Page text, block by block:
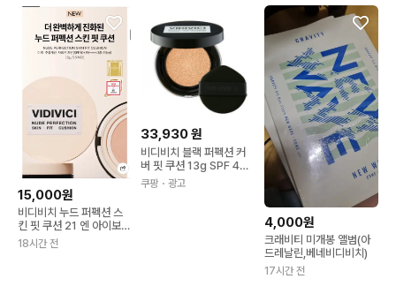
15,000원
비디비치 누드 퍼펙션 스
킨 핏 쿠션 21 엔 아이보리
리필제품
18시간 전
33,930원
비디비치 블랙 퍼펙션 커
버 핏 쿠션 13g SPF 40
쿠팡 ・광고
4,000원
크래비티 미개봉 앨범(아
드레날린,베네비디비치)
17시간 전